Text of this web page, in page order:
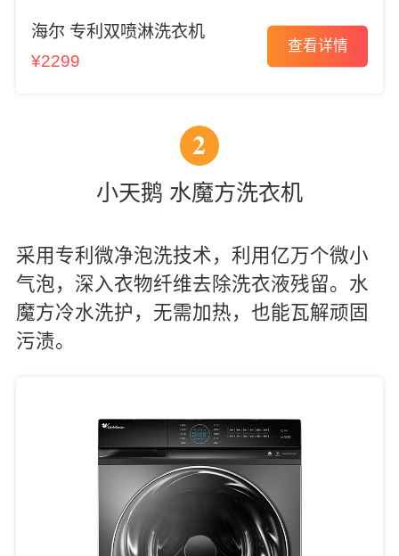
海尔 专利双喷淋洗衣机
¥2299
查看详情
2
小天鹅 水魔方洗衣机
采用专利微净泡洗技术，利用亿万个微小
气泡，深入衣物纤维去除洗衣液残留。水
魔方冷水洗护，无需加热，也能瓦解顽固
污渍。